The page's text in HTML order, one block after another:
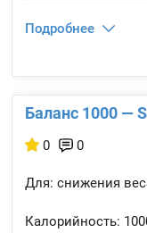
Подробнее
Баланс 1000 —
0 0
Для: снижения
Калорийность: